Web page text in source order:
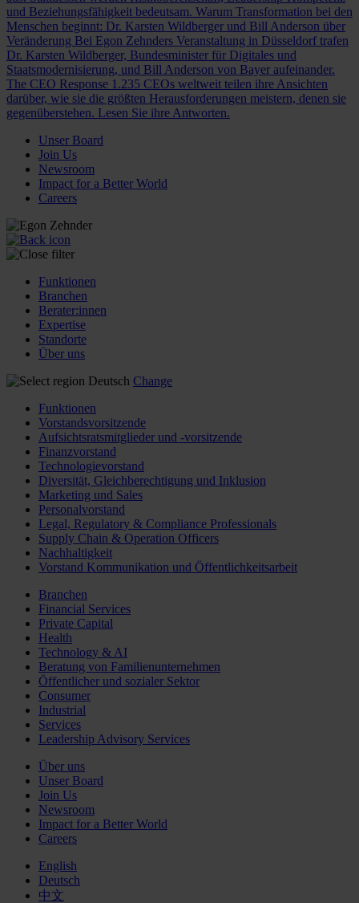
und Beziehungsfähigkeit bedeutsam. Warum Transformation bei den
Menschen beginnt: Dr. Karsten Wildberger und Bill Anderson über
Veränderung Bei Egon Zehnders Veranstaltung in Düsseldorf trafen
Dr. Karsten Wildberger, Bundesminister für Digitales und
Staatsmodernisierung, und Bill Anderson von Bayer aufeinander.
The CEO Response 1.235 CEOs weltweit teilen ihre Ansichten
darüber, wie sie die größten Herausforderungen meistern, denen sie
gegenüberstehen. Lesen Sie ihre Antworten.
Unser Board
Join Us
Newsroom
Impact for a Better World
Careers
Funktionen
Branchen
Berater:innen
Expertise
Standorte
Über uns
Deutsch Change
Funktionen
Vorstandsvorsitzende
Aufsichtsratsmitglieder und -vorsitzende
Finanzvorstand
Technologievorstand
Diversität, Gleichberechtigung und Inklusion
Marketing und Sales
Personalvorstand
Legal, Regulatory & Compliance Professionals
Supply Chain & Operation Officers
Nachhaltigkeit
Vorstand Kommunikation und Öffentlichkeitsarbeit
Branchen
Financial Services
Private Capital
Health
Technology & AI
Beratung von Familienunternehmen
Öffentlicher und sozialer Sektor
Consumer
Industrial
Services
Leadership Advisory Services
Über uns
Unser Board
Join Us
Newsroom
Impact for a Better World
Careers
English
Deutsch
中文